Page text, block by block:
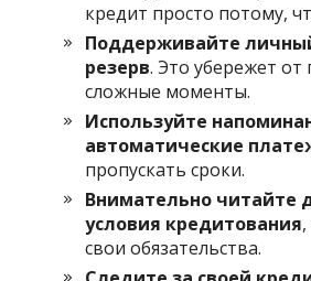
кредит просто потому,
Поддерживайте
резерв. Это убережет от
сложные моменты.
Используйте
автоматические
пропускать сроки.
Внимательно читайте
условия кредитования
свои обязательства.